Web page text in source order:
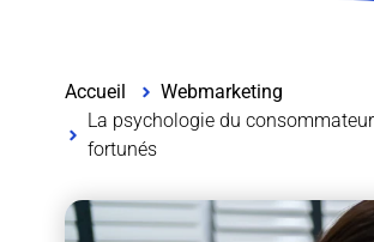
Accueil
Webmarketing
La psychologie du
fortunés